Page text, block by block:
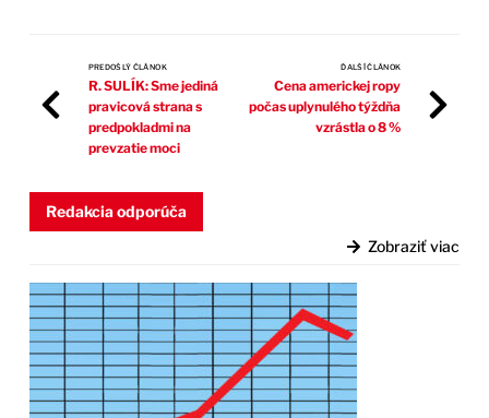
PREDOŠLÝ ČLÁNOK
R. SULÍK: Sme jediná
pravicová strana s
predpokladmi na
prevzatie moci
ĎALŠÍ ČLÁNOK
Cena americkej ropy
počas uplynulého týždňa
vzrástla o 8 %
Redakcia odporúča
Zobraziť viac